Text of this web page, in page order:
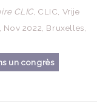
CLIC, CLIC, Vrije
2022, Bruxelles,
un congrès